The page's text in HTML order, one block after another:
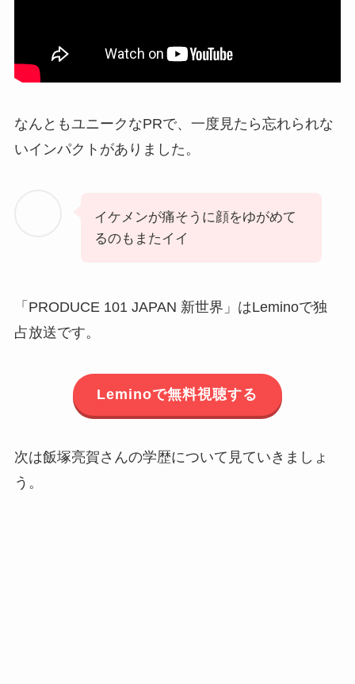
なんともユニークなPRで、一度見たら忘れられな
いインパクトがありました。
イケメンが痛そうに顔をゆがめて
るのもまたイイ
「PRODUCE 101 JAPAN 新世界」はLeminoで独
占放送です。
Leminoで無料視聴する
次は飯塚亮賀さんの学歴について見ていきましょ
う。